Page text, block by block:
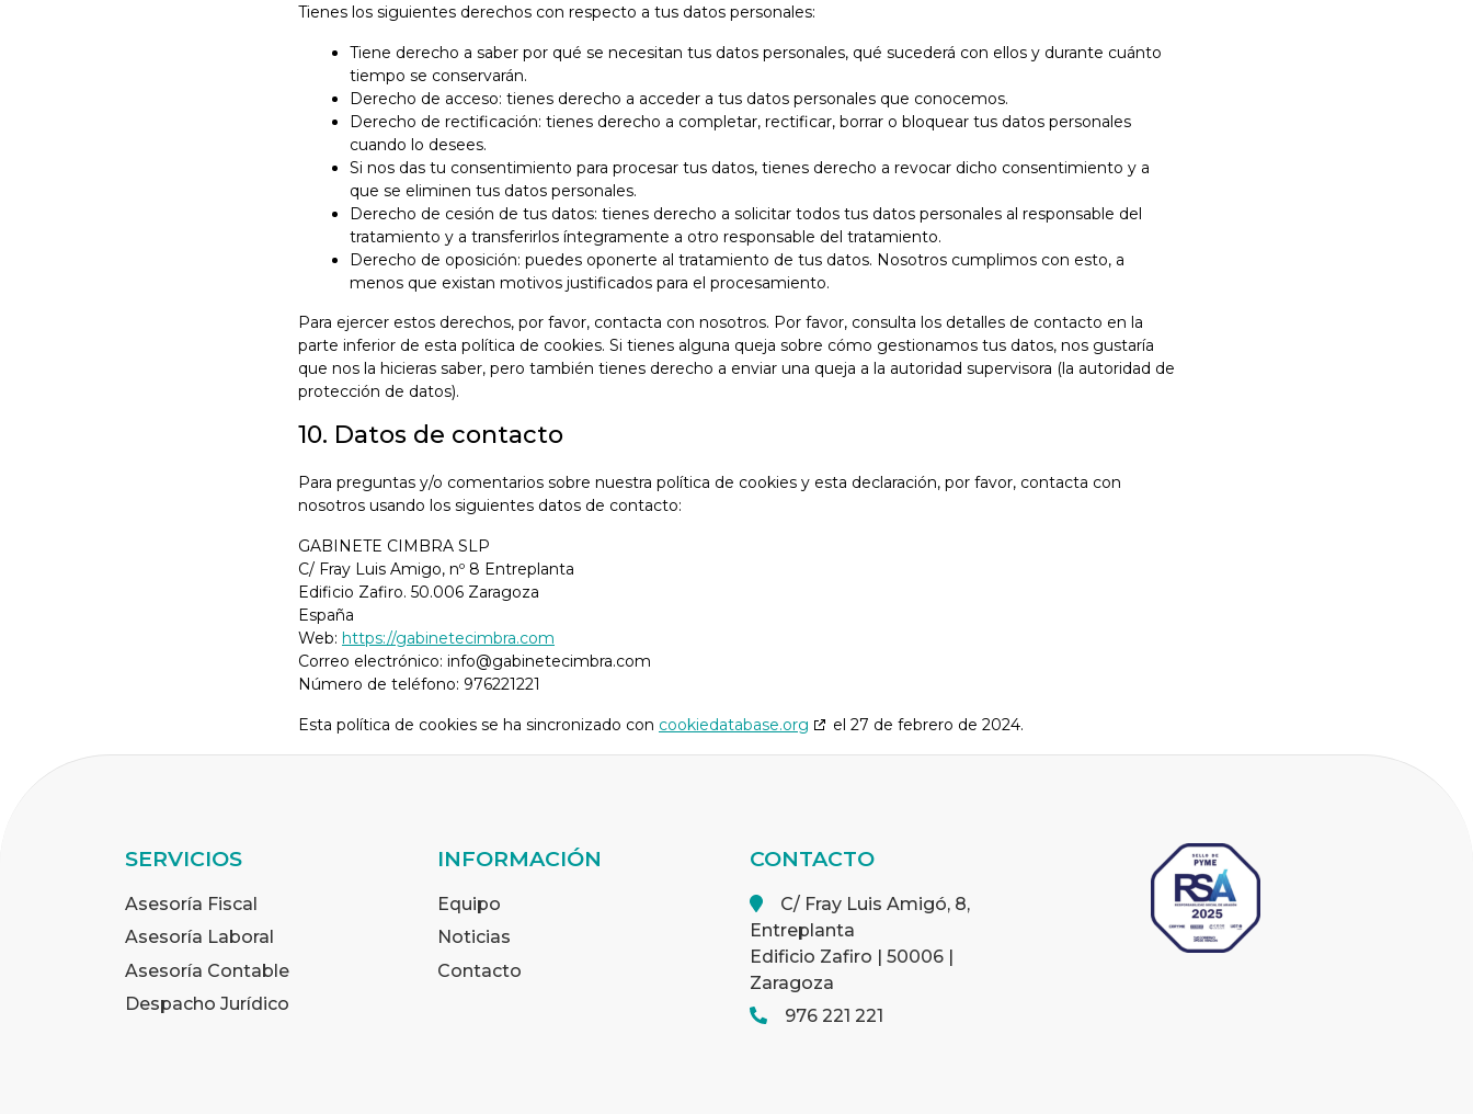
Tienes los siguientes derechos con respecto a tus datos personales:
Tiene derecho a saber por qué se necesitan tus datos personales, qué sucederá con ellos y durante cuánto
tiempo se conservarán.
Derecho de acceso: tienes derecho a acceder a tus datos personales que conocemos.
Derecho de rectificación: tienes derecho a completar, rectificar, borrar o bloquear tus datos personales
cuando lo desees.
Si nos das tu consentimiento para procesar tus datos, tienes derecho a revocar dicho consentimiento y a
que se eliminen tus datos personales.
Derecho de cesión de tus datos: tienes derecho a solicitar todos tus datos personales al responsable del
tratamiento y a transferirlos íntegramente a otro responsable del tratamiento.
Derecho de oposición: puedes oponerte al tratamiento de tus datos. Nosotros cumplimos con esto, a
menos que existan motivos justificados para el procesamiento.
Para ejercer estos derechos, por favor, contacta con nosotros. Por favor, consulta los detalles de contacto en la
parte inferior de esta política de cookies. Si tienes alguna queja sobre cómo gestionamos tus datos, nos gustaría
que nos la hicieras saber, pero también tienes derecho a enviar una queja a la autoridad supervisora (la autoridad de
protección de datos).
10. Datos de contacto
Para preguntas y/o comentarios sobre nuestra política de cookies y esta declaración, por favor, contacta con
nosotros usando los siguientes datos de contacto:
GABINETE CIMBRA SLP
C/ Fray Luis Amigo, nº 8 Entreplanta
Edificio Zafiro. 50.006 Zaragoza
España
Web: https://gabinetecimbra.com
Correo electrónico: info@gabinetecimbra.com
Número de teléfono: 976221221
Esta política de cookies se ha sincronizado con cookiedatabase.org el 27 de febrero de 2024.
SERVICIOS
Asesoría Fiscal
Asesoría Laboral
Asesoría Contable
Despacho Jurídico
INFORMACIÓN
Equipo
Noticias
Contacto
CONTACTO
C/ Fray Luis Amigó, 8,
Entreplanta
Edificio Zafiro | 50006 |
Zaragoza
976 221 221